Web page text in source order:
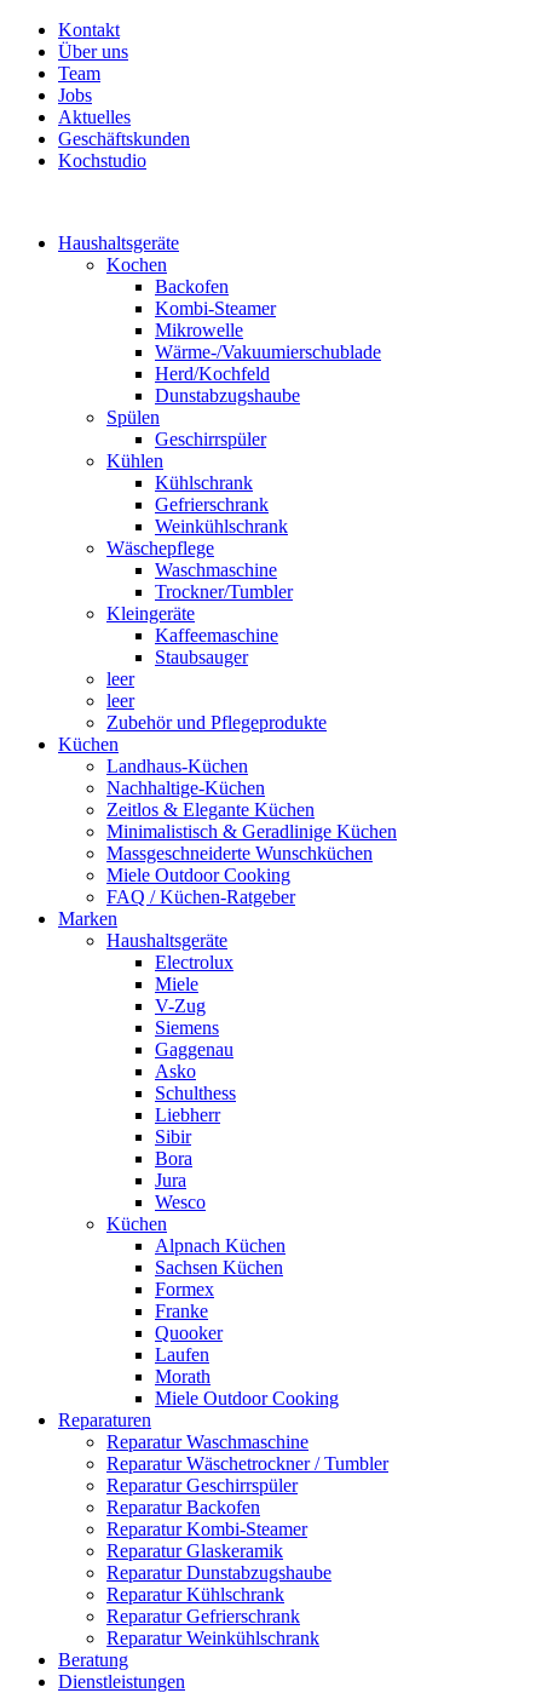
Kontakt
Über uns
Team
Jobs
Aktuelles
Geschäftskunden
Kochstudio
Haushaltsgeräte
Kochen
Backofen
Kombi-Steamer
Mikrowelle
Wärme-/Vakuumierschublade
Herd/Kochfeld
Dunstabzugshaube
Spülen
Geschirrspüler
Kühlen
Kühlschrank
Gefrierschrank
Weinkühlschrank
Wäschepflege
Waschmaschine
Trockner/Tumbler
Kleingeräte
Kaffeemaschine
Staubsauger
leer
leer
Zubehör und Pflegeprodukte
Küchen
Landhaus-Küchen
Nachhaltige-Küchen
Zeitlos & Elegante Küchen
Minimalistisch & Geradlinige Küchen
Massgeschneiderte Wunschküchen
Miele Outdoor Cooking
FAQ / Küchen-Ratgeber
Marken
Haushaltsgeräte
Electrolux
Miele
V-Zug
Siemens
Gaggenau
Asko
Schulthess
Liebherr
Sibir
Bora
Jura
Wesco
Küchen
Alpnach Küchen
Sachsen Küchen
Formex
Franke
Quooker
Laufen
Morath
Miele Outdoor Cooking
Reparaturen
Reparatur Waschmaschine
Reparatur Wäschetrockner / Tumbler
Reparatur Geschirrspüler
Reparatur Backofen
Reparatur Kombi-Steamer
Reparatur Glaskeramik
Reparatur Dunstabzugshaube
Reparatur Kühlschrank
Reparatur Gefrierschrank
Reparatur Weinkühlschrank
Beratung
Dienstleistungen